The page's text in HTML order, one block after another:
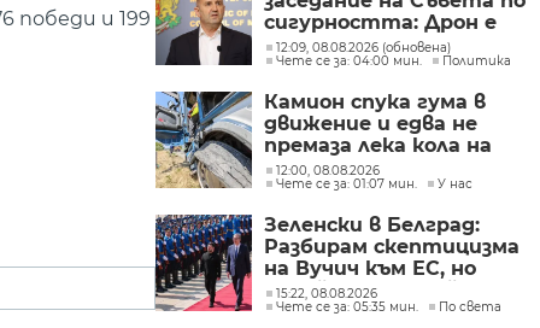
победи и 199
сигурността: Дрон е
нахлул в българското
въздушно
12:09, 08.08.2026 (обновена)
Чете се за: 04:00 мин.
Политика
Камион спука гума в
движение и едва не
премаза лека кола на
Подбалканския път
(СНИМКИ)
12:00, 08.08.2026
Чете се за: 01:07 мин.
У нас
Зеленски в Белград:
Разбирам скептицизма
на Вучич към ЕС, но
Украйна е във война и
няма време за
15:22, 08.08.2026
Чете се за: 05:35 мин.
По света